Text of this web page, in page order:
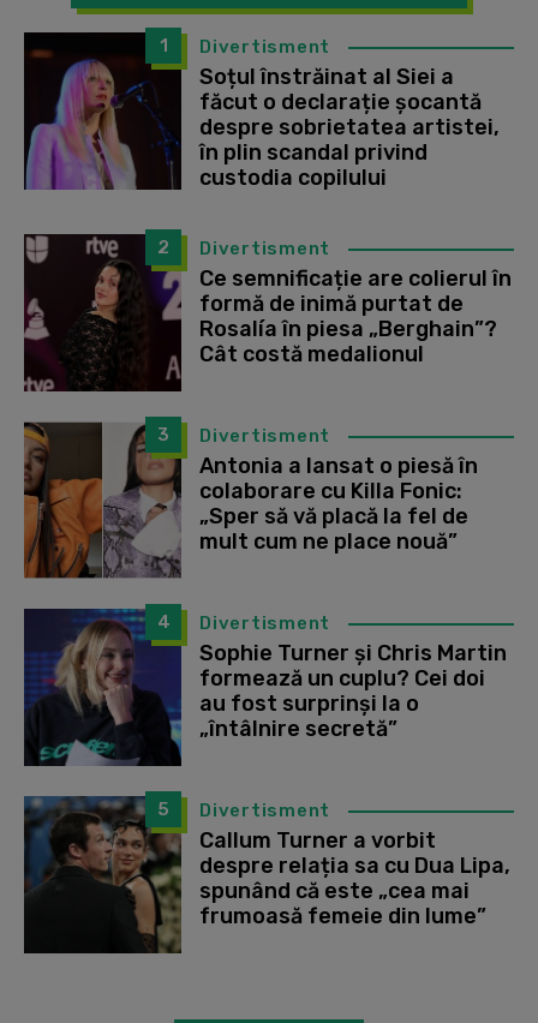
1 Divertisment
Soțul înstrăinat al Siei a
făcut o declarație șocantă
despre sobrietatea artistei,
în plin scandal privind
custodia copilului
2 Divertisment
Ce semnificație are colierul în
formă de inimă purtat de
Rosalía în piesa „Berghain”?
Cât costă medalionul
3 Divertisment
Antonia a lansat o piesă în
colaborare cu Killa Fonic:
„Sper să vă placă la fel de
mult cum ne place nouă”
4 Divertisment
Sophie Turner și Chris Martin
formează un cuplu? Cei doi
au fost surprinși la o
„întâlnire secretă”
5 Divertisment
Callum Turner a vorbit
despre relația sa cu Dua Lipa,
spunând că este „cea mai
frumoasă femeie din lume”